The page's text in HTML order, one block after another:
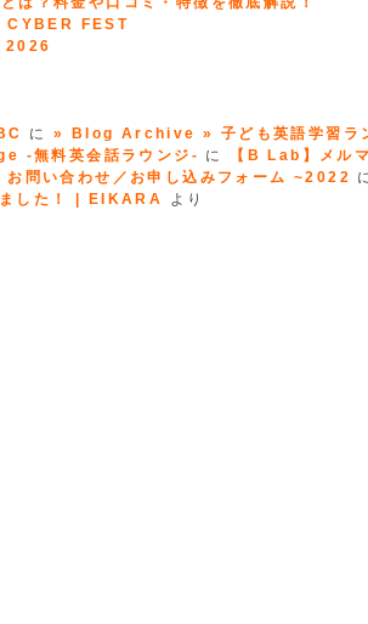
ｇ
FEST
2026
に» Blog Archive » 子ども英語学習ラ
-無料英会話ラウンジ- に
【B Lab】メ
問い合わせ／お申し込みフォーム ~2022
ました！ | EIKARA
より